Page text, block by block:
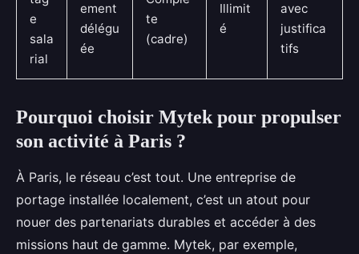
e
sala
rial
ement
délégu
ée
te
(cadre)
Illimit
é
avec
justifica
tifs
Pourquoi choisir Mytek pour propulser
son activité à Paris ?
À Paris, le réseau c’est tout. Une entreprise de
portage installée localement, c’est un atout pour
nouer des partenariats durables et accéder à des
missions haut de gamme. Mytek, par exemple,